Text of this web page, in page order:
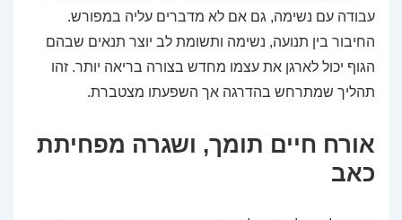
עבודה עם נשימה, גם אם לא מדברים עליה במפורש.
החיבור בין תנועה, נשימה ותשומת לב יוצר תנאים שבהם
הגוף יכול לארגן את עצמו מחדש בצורה בריאה יותר. זהו
תהליך שמתרחש בהדרגה אך השפעתו מצטברת.
אורח חיים תומך, ושגרה מפחיתת
כאב